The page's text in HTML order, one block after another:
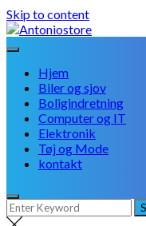
Skip to content
Hjem
Biler og sjov
Boligindretning
Computer og IT
Elektronik
Tøj og Mode
kontakt